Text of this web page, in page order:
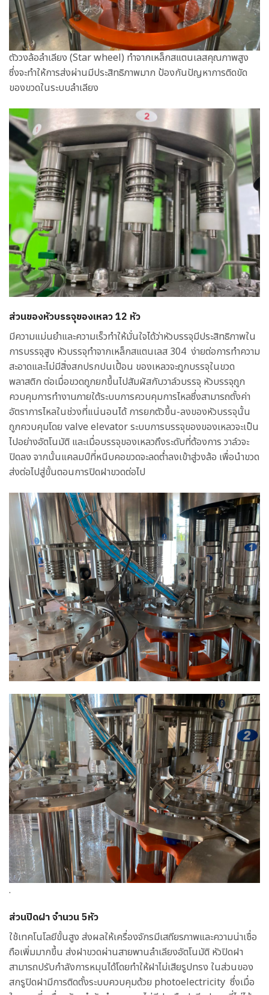
ตัววงล้อลำเลียง (Star wheel) ทำจากเหล็กสแตนเลสคุณภาพสูง
ซึ่งจะทำให้การส่งผ่านมีประสิทธิภาพมาก ป้องกันปัญหาการติดขัด
ของขวดในระบบลำเลียง
ส่วนของหัวบรรจุของเหลว 12 หัว
มีความแม่นยำและความเร็วทำให้มั่นใจได้ว่าหัวบรรจุมีประสิทธิภาพใน
การบรรจุสูง หัวบรรจุทำจากเหล็กสแตนเลส 304 ง่ายต่อการทำความ
สะอาดและไม่มีสิ่งสกปรกปนเปื้อน ของเหลวจะถูกบรรจุในขวด
พลาสติก ต่อเมื่อขวดถูกยกขึ้นไปสัมผัสกับวาล์วบรรจุ หัวบรรจุถูก
ควบคุมการทำงานภายใต้ระบบการควบคุมการไหลซึ่งสามารถตั้งค่า
อัตราการไหลในช่วงที่แน่นอนได้ การยกตัวขึ้น-ลงของหัวบรรจุนั้น
ถูกควบคุมโดย valve elevator ระบบการบรรจุของของเหลวจะเป็น
ไปอย่างอัตโนมัติ และเมื่อบรรจุของเหลวถึงระดับที่ต้องการ วาล์วจะ
ปิดลง จากนั้นแคลมป์ที่หนีบคอขวดจะลดต่ำลงเข้าสู่วงล้อ เพื่อนำขวด
ส่งต่อไปสู่ขั้นตอนการปิดฝาขวดต่อไป
.
ส่วนปิดฝา จำนวน 5หัว
ใช้เทคโนโลยีขั้นสูง ส่งผลให้เครื่องจักรมีเสถียรภาพและความน่าเชื่อ
ถือเพิ่มมากขึ้น ส่งฝาขวดผ่านสายพานลำเลียงอัตโนมัติ หัวปิดฝา
สามารถปรับกำลังการหมุนได้โดยทำให้ฝาไม่เสียรูปทรง ในส่วนของ
สกรูปิดฝามีการติดตั้งระบบควบคุมด้วย photoelectricity ซึ่งเมื่อ